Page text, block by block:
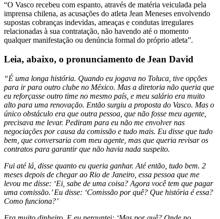
“O Vasco recebeu com espanto, através de matéria veiculada pela
imprensa chilena, as acusações do atleta Jean Meneses envolvendo
supostas cobranças indevidas, ameaças e condutas irregulares
relacionadas à sua contratação, não havendo até o momento
qualquer manifestação ou denúncia formal do próprio atleta”.
Leia, abaixo, o pronunciamento de Jean David
“É uma longa história. Quando eu jogava no Toluca, tive opções
para ir para outro clube no México. Mas a diretoria não queria que
eu reforçasse outro time no mesmo país, e meu salário era muito
alto para uma renovação. Então surgiu a proposta do Vasco. Mas o
único obstáculo era que outra pessoa, que não fosse meu agente,
precisava me levar. Pediram para eu não me envolver nas
negociações por causa da comissão e tudo mais. Eu disse que tudo
bem, que conversaria com meu agente, mas que queria revisar os
contratos para garantir que não havia nada suspeito.
Fui até lá, disse quanto eu queria ganhar. Até então, tudo bem. 2
meses depois de chegar ao Rio de Janeiro, essa pessoa que me
levou me disse: ‘Ei, sabe de uma coisa? Agora você tem que pagar
uma comissão.’ Eu disse: ‘Comissão por quê? Que história é essa?
Como funciona?’